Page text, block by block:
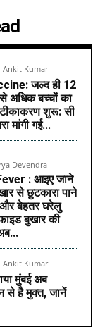
Ankit Kumar
जल्द ही 12
से अधिक बच्चों का
शुरू: सी
मांगी गई...
Devendra
: आइए जाने
से छुटकारा पाने
बेहतर घरेलु
बुखार की
Ankit Kumar
मुंबई अब
से है मुक्त, जानें